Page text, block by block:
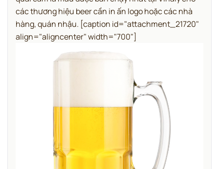
các thương hiệu beer cần in ấn logo hoặc các nhà
hàng, quán nhậu. [caption id="attachment_21720"
align="aligncenter" width="700"]